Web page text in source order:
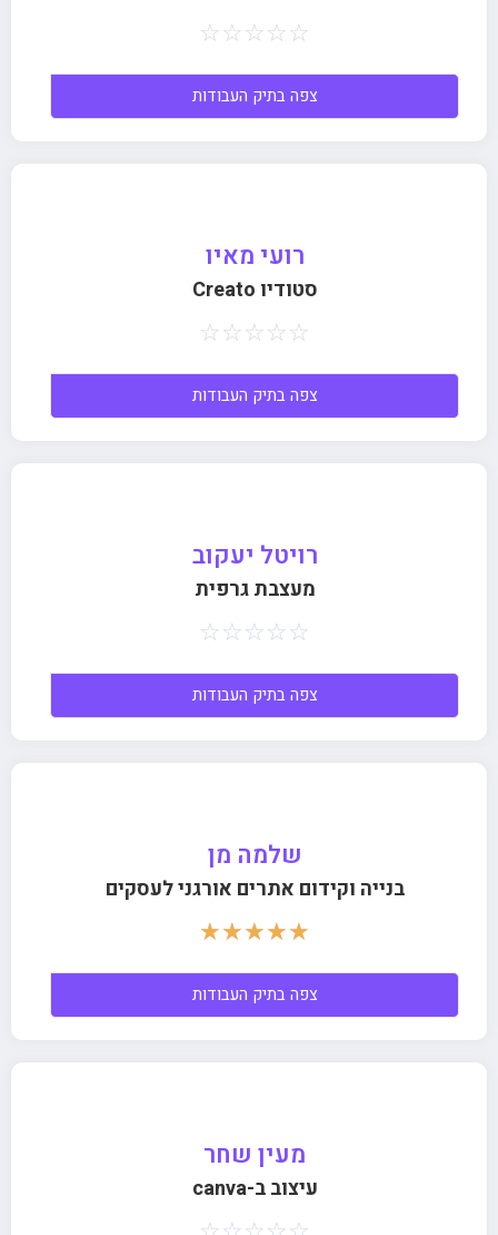
☆
☆
☆
☆
☆
צפה בתיק העבודות
רועי מאיו
סטודיו Creato
☆
☆
☆
☆
☆
צפה בתיק העבודות
רויטל יעקוב
מעצבת גרפית
☆
☆
☆
☆
☆
צפה בתיק העבודות
שלמה מן
בנייה וקידום אתרים אורגני לעסקים
☆
☆
☆
☆
☆
צפה בתיק העבודות
מעין שחר
עיצוב ב-canva